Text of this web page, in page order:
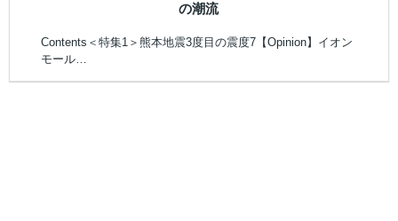
の潮流
Contents＜特集1＞熊本地震3度目の震度7【Opinion】イオン
モール…